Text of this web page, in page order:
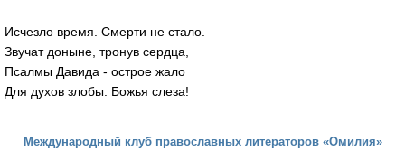
Исчезло время. Смерти не стало.
Звучат доныне, тронув сердца,
Псалмы Давида - острое жало
Для духов злобы. Божья слеза!
Международный клуб православных литераторов «Омилия»